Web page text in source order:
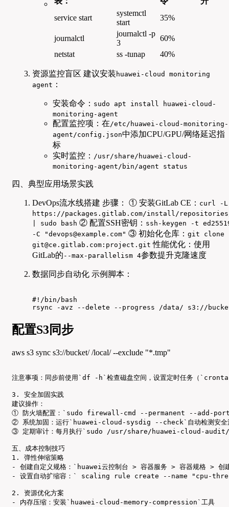
service start
systemctl
start
35%
journalctl
journalctl -p
3
60%
netstat
ss -tunap 40%
资源监控盲区 建议安装 huawei-cloud monitoring
agent ：
安装命令： sudo apt install huawei-cloud-
monitoring-agent
配置监控项：在/etc/huawei-cloud-monitoring-
agent/config.json中添加CPU/GPU/网络延迟指
标
实时监控： /usr/share/huawei-cloud-
monitoring-agent/bin/agent status
四、典型应用场景实践
DevOps流水线搭建 步骤： ① 安装GitLab CE： curl -L
https://packages.gitlab.com/install/
| sudo bash ② 配置SSH密钥： ssh-keygen -t
-C "devops@example.com" ③ 初始化仓库： git clone
git@ce.gitlab.com:project.git 性能优化：使用
GitLab的 --max-parallelism 4参数提升克隆速度
数据同步自动化 示例脚本：
#!/bin/bash
rsync -avz --delete --progress /data/ s3://
配置S3同步
aws s3 sync s3://bucket/ /local/ --exclude "*.tmp"
注意事项：同步前使用`df -h`检查磁盘空间，设置定时任务
3. 安全加固实践
建议操作：
① 防火墙配置：`sudo firewall-cmd --permanent --add-
② 系统加固：运行`huawei-cloud-sysdig --check`自动检测安全
③ 定期审计：每月执行`sudo /usr/share/huawei-cloud-
五、成本控制技巧
1. 弹性伸缩策略
- 创建自定义规格：`huawei云控制台 > 容器服务 > 容器规格 > 创
- 设置自动扩缩容：` scaling rule create --name
2. 资源优化方案
- 内存压缩：安装`huawei-cloud-memory-compression`工具